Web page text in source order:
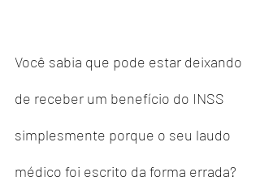
Você sabia que pode estar deixando
de receber um benefício do INSS
simplesmente porque o seu laudo
médico foi escrito da forma errada?